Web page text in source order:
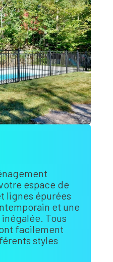
espace de
lignes épurées
et une
Tous
facilement
styles